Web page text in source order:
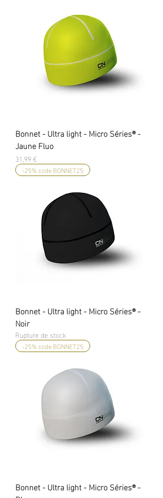
Bonnet - Ultra light - Micro Séries® -
Jaune Fluo
Prix
31,99 €
-25% code BONNET25
Bonnet - Ultra light - Micro Séries® -
Noir
Rupture de stock
-25% code BONNET25
Bonnet - Ultra light - Micro Séries® -